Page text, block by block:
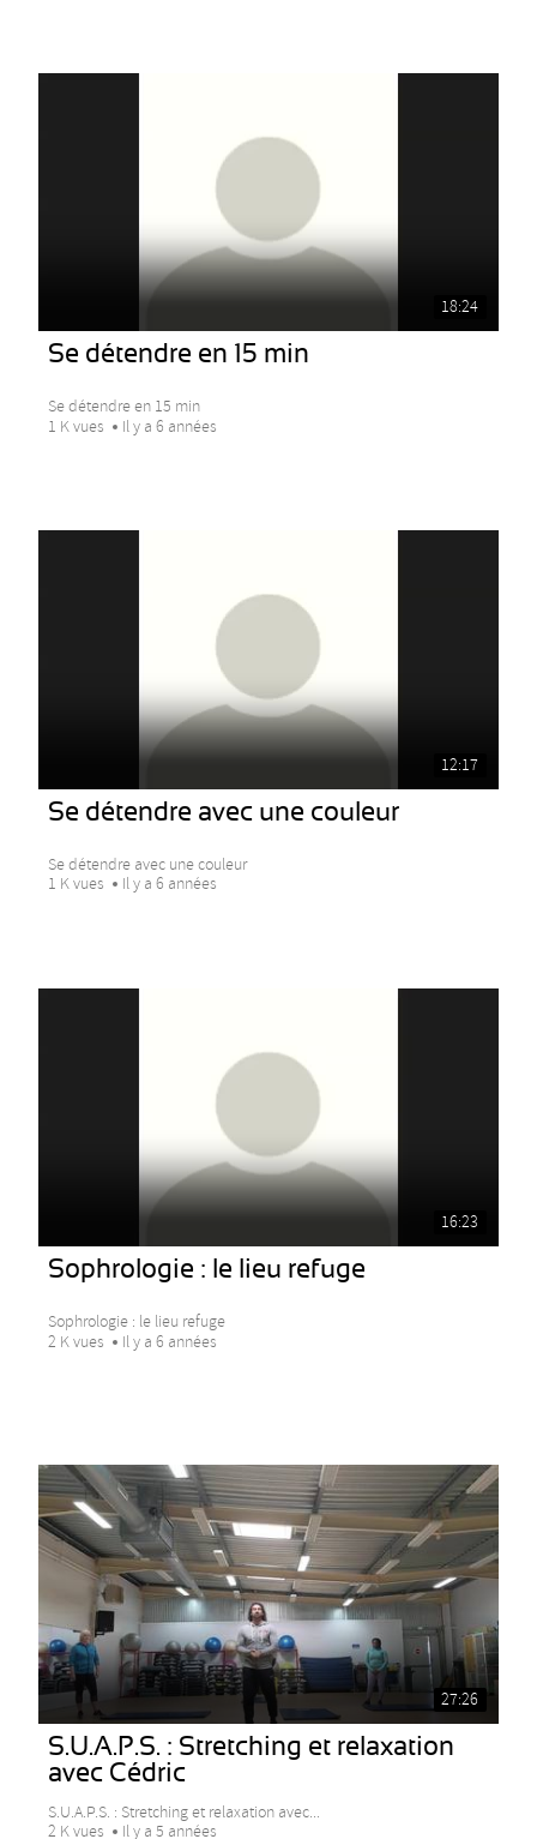
18:24
Se détendre en 15 min
Se détendre en 15 min
1 K vues
Il y a 6 années
12:17
Se détendre avec une couleur
Se détendre avec une couleur
1 K vues
Il y a 6 années
16:23
Sophrologie : le lieu refuge
Sophrologie : le lieu refuge
2 K vues
Il y a 6 années
27:26
S.U.A.P.S. : Stretching et relaxation
avec Cédric
S.U.A.P.S. : Stretching et relaxation avec...
2 K vues
Il y a 5 années